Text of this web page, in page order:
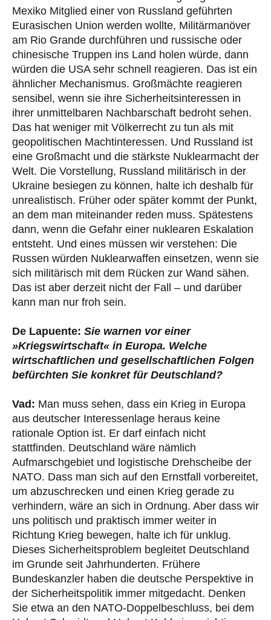
Mexiko Mitglied einer von Russland geführten
Eurasischen Union werden wollte, Militärmanöver
am Rio Grande durchführen und russische oder
chinesische Truppen ins Land holen würde, dann
würden die USA sehr schnell reagieren. Das ist ein
ähnlicher Mechanismus. Großmächte reagieren
sensibel, wenn sie ihre Sicherheitsinteressen in
ihrer unmittelbaren Nachbarschaft bedroht sehen.
Das hat weniger mit Völkerrecht zu tun als mit
geopolitischen Machtinteressen. Und Russland ist
eine Großmacht und die stärkste Nuklearmacht der
Welt. Die Vorstellung, Russland militärisch in der
Ukraine besiegen zu können, halte ich deshalb für
unrealistisch. Früher oder später kommt der Punkt,
an dem man miteinander reden muss. Spätestens
dann, wenn die Gefahr einer nuklearen Eskalation
entsteht. Und eines müssen wir verstehen: Die
Russen würden Nuklearwaffen einsetzen, wenn sie
sich militärisch mit dem Rücken zur Wand sähen.
Das ist aber derzeit nicht der Fall – und darüber
kann man nur froh sein.
De Lapuente: Sie warnen vor einer
»Kriegswirtschaft« in Europa. Welche
wirtschaftlichen und gesellschaftlichen Folgen
befürchten Sie konkret für Deutschland?
Vad: Man muss sehen, dass ein Krieg in Europa
aus deutscher Interessenlage heraus keine
rationale Option ist. Er darf einfach nicht
stattfinden. Deutschland wäre nämlich
Aufmarschgebiet und logistische Drehscheibe der
NATO. Dass man sich auf den Ernstfall vorbereitet,
um abzuschrecken und einen Krieg gerade zu
verhindern, wäre an sich in Ordnung. Aber dass wir
uns politisch und praktisch immer weiter in
Richtung Krieg bewegen, halte ich für unklug.
Dieses Sicherheitsproblem begleitet Deutschland
im Grunde seit Jahrhunderten. Frühere
Bundeskanzler haben die deutsche Perspektive in
der Sicherheitspolitik immer mitgedacht. Denken
Sie etwa an den NATO-Doppelbeschluss, bei dem